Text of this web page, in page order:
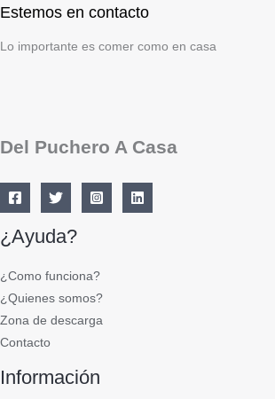
Estemos en contacto
Lo importante es comer como en casa
Del Puchero A Casa
¿Ayuda?
¿Como funciona?
¿Quienes somos?
Zona de descarga
Contacto
Información